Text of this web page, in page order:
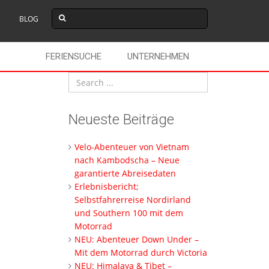
BLOG
UNTERNEHMEN
FERIENSUCHE
Neueste Beiträge
Velo-Abenteuer von Vietnam
nach Kambodscha – Neue
garantierte Abreisedaten
Erlebnisbericht;
Selbstfahrerreise Nordirland
und Southern 100 mit dem
Motorrad
NEU: Abenteuer Down Under –
Mit dem Motorrad durch Victoria
NEU: Himalaya & Tibet –